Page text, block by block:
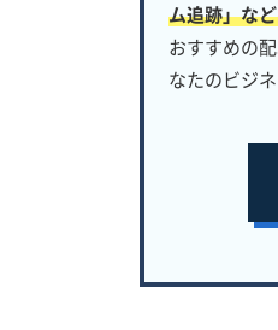
ム追跡」な
おすすめの
なたのビジ